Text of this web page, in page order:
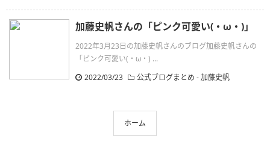
加藤史帆さんの「ピンク可愛い(・ω・)」
2022年3月23日の加藤史帆さんのブログ加藤史帆さんの
「ピンク可愛い(・ω・) ...
2022/03/23
公式ブログまとめ -加藤史帆
ホーム